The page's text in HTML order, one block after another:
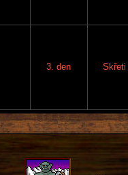
3. den Skřeti